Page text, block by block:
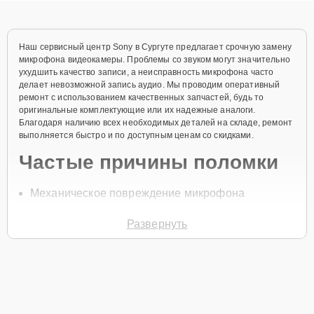
Наш сервисный центр Sony в Сургуте предлагает срочную замену
микрофона видеокамеры. Проблемы со звуком могут значительно
ухудшить качество записи, а неисправность микрофона часто
делает невозможной запись аудио. Мы проводим оперативный
ремонт с использованием качественных запчастей, будь то
оригинальные комплектующие или их надежные аналоги.
Благодаря наличию всех необходимых деталей на складе, ремонт
выполняется быстро и по доступным ценам со скидками.
Частые причины поломки
Механическое повреждение микрофона
Попадание влаги внутрь корпуса
Развернуть